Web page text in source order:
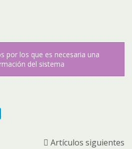
por los que es necesaria una
del sistema
Artículos siguientes